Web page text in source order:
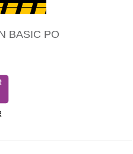
BASIC PO